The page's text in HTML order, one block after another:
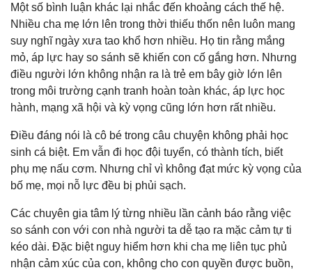
Một số bình luận khác lại nhắc đến khoảng cách thế hệ.
Nhiều cha mẹ lớn lên trong thời thiếu thốn nên luôn mang
suy nghĩ ngày xưa tao khổ hơn nhiều. Họ tin rằng mắng
mỏ, áp lực hay so sánh sẽ khiến con cố gắng hơn. Nhưng
điều người lớn không nhận ra là trẻ em bây giờ lớn lên
trong môi trường cạnh tranh hoàn toàn khác, áp lực học
hành, mạng xã hội và kỳ vọng cũng lớn hơn rất nhiều.
Điều đáng nói là cô bé trong câu chuyện không phải học
sinh cá biệt. Em vẫn đi học đội tuyển, có thành tích, biết
phụ mẹ nấu cơm. Nhưng chỉ vì không đạt mức kỳ vọng của
bố mẹ, mọi nỗ lực đều bị phủi sạch.
Các chuyên gia tâm lý từng nhiều lần cảnh báo rằng việc
so sánh con với con nhà người ta dễ tạo ra mặc cảm tự ti
kéo dài. Đặc biệt nguy hiểm hơn khi cha mẹ liên tục phủ
nhận cảm xúc của con, không cho con quyền được buồn,